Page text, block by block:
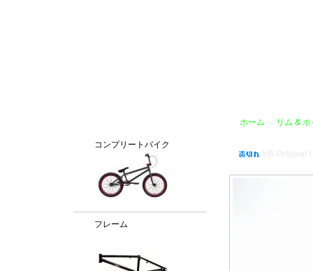
コンプリートバイク
フレーム
ホーム リム &